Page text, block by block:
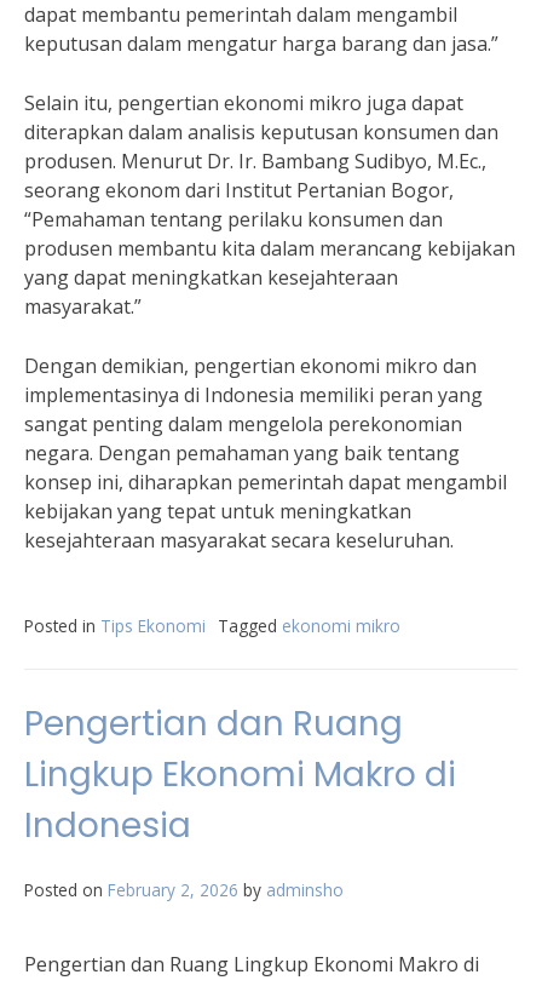
dapat membantu pemerintah dalam mengambil
keputusan dalam mengatur harga barang dan jasa.”
Selain itu, pengertian ekonomi mikro juga dapat
diterapkan dalam analisis keputusan konsumen dan
produsen. Menurut Dr. Ir. Bambang Sudibyo, M.Ec.,
seorang ekonom dari Institut Pertanian Bogor,
“Pemahaman tentang perilaku konsumen dan
produsen membantu kita dalam merancang kebijakan
yang dapat meningkatkan kesejahteraan
masyarakat.”
Dengan demikian, pengertian ekonomi mikro dan
implementasinya di Indonesia memiliki peran yang
sangat penting dalam mengelola perekonomian
negara. Dengan pemahaman yang baik tentang
konsep ini, diharapkan pemerintah dapat mengambil
kebijakan yang tepat untuk meningkatkan
kesejahteraan masyarakat secara keseluruhan.
Posted in Tips Ekonomi Tagged ekonomi mikro
Pengertian dan Ruang
Lingkup Ekonomi Makro di
Indonesia
Posted on February 2, 2026 by adminsho
Pengertian dan Ruang Lingkup Ekonomi Makro di